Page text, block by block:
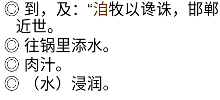
◎ 到，及：“洎牧以谗诛，邯
近世。
◎ 往锅里添水。
◎ 肉汁。
◎ （水）浸润。